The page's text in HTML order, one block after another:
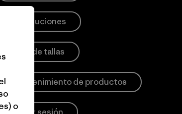
Devoluciones
Guía de tallas
Mantenimiento de productos
o